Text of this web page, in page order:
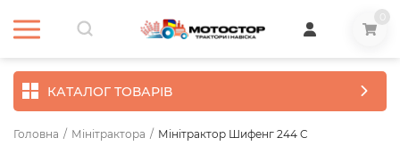
КАТАЛОГ ТОВАРІВ
Головна / Мінітрактора / Мінітрактор Шифенг 244 C